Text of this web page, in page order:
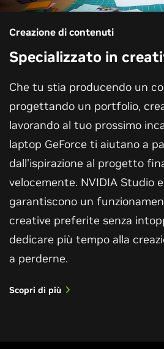
Creazione di contenuti
Specializzato in
Che tu stia producendo un
progettando un portfolio,
lavorando al tuo prossimo
laptop GeForce ti aiutano a
dall'ispirazione al progetto
velocemente. NVIDIA Studio
garantiscono un
creative preferite senza
dedicare più tempo alla
a perderne.
Scopri di più